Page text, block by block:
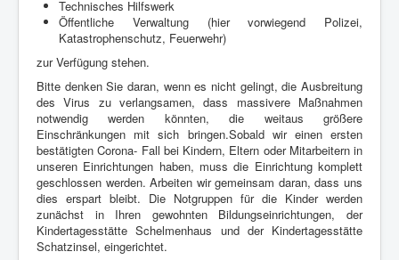
Technisches Hilfswerk
Öffentliche Verwaltung (hier vorwiegend Polizei,
Katastrophenschutz, Feuerwehr)
zur Verfügung stehen.
Bitte denken Sie daran, wenn es nicht gelingt, die Ausbreitung
des Virus zu verlangsamen, dass massivere Maßnahmen
notwendig werden könnten, die weitaus größere
Einschränkungen mit sich bringen.Sobald wir einen ersten
bestätigten Corona- Fall bei Kindern, Eltern oder Mitarbeitern in
unseren Einrichtungen haben, muss die Einrichtung komplett
geschlossen werden. Arbeiten wir gemeinsam daran, dass uns
dies erspart bleibt. Die Notgruppen für die Kinder werden
zunächst in Ihren gewohnten Bildungseinrichtungen, der
Kindertagesstätte Schelmenhaus und der Kindertagesstätte
Schatzinsel, eingerichtet.